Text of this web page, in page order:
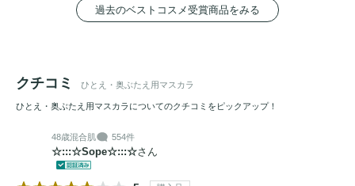
過去のベストコスメ受賞商品をみる
クチコミ ひとえ・奥ぶたえ用マスカラ
ひとえ・奥ぶたえ用マスカラについてのクチコミをピックアップ！
48歳混合肌 554件
☆:::☆Sope☆:::☆さん